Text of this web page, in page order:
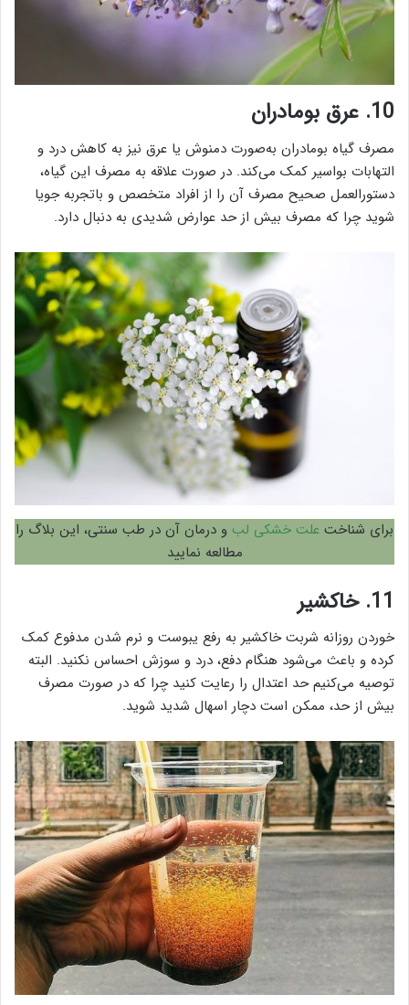
10. عرق بومادران
مصرف گیاه بومادران به‌صورت دمنوش یا عرق نیز به کاهش درد و
التهابات بواسیر کمک می‌کند. در صورت علاقه به مصرف این گیاه،
دستورالعمل صحیح مصرف آن را از افراد متخصص و باتجربه جویا
شوید چرا که مصرف بیش از حد عوارض شدیدی به دنبال دارد.
برای شناخت علت خشکی لب و درمان آن در طب سنتی، این بلاگ را
مطالعه نمایید
11. خاکشیر
خوردن روزانه شربت خاکشیر به رفع یبوست و نرم شدن مدفوع کمک
کرده و باعث می‌شود هنگام دفع، درد و سوزش احساس نکنید. البته
توصیه می‌کنیم حد اعتدال را رعایت کنید چرا که در صورت مصرف
بیش از حد، ممکن است دچار اسهال شدید شوید.